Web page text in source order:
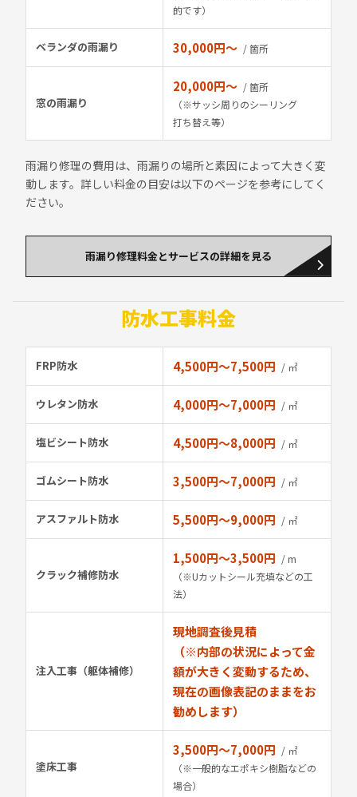
的です）
ベランダの雨漏り 30,000円〜 / 箇所
窓の雨漏り
20,000円〜 / 箇所
（※サッシ周りのシーリング
打ち替え等）
雨漏り修理の費用は、雨漏りの場所と素因によって大きく変
動します。詳しい料金の目安は以下のページを参考にしてく
ださい。
雨漏り修理料金とサービスの詳細を見る
防水工事料金
FRP防水 4,500円〜7,500円 / ㎡
ウレタン防水 4,000円〜7,000円 / ㎡
塩ビシート防水 4,500円〜8,000円 / ㎡
ゴムシート防水 3,500円〜7,000円 / ㎡
アスファルト防水 5,500円〜9,000円 / ㎡
クラック補修防水
1,500円〜3,500円 / m
（※Uカットシール充填などの工
法）
注入工事（躯体補修）
現地調査後見積
（※内部の状況によって金
額が大きく変動するため、
現在の画像表記のままをお
勧めします）
塗床工事
3,500円〜7,000円 / ㎡
（※一般的なエポキシ樹脂などの
場合）